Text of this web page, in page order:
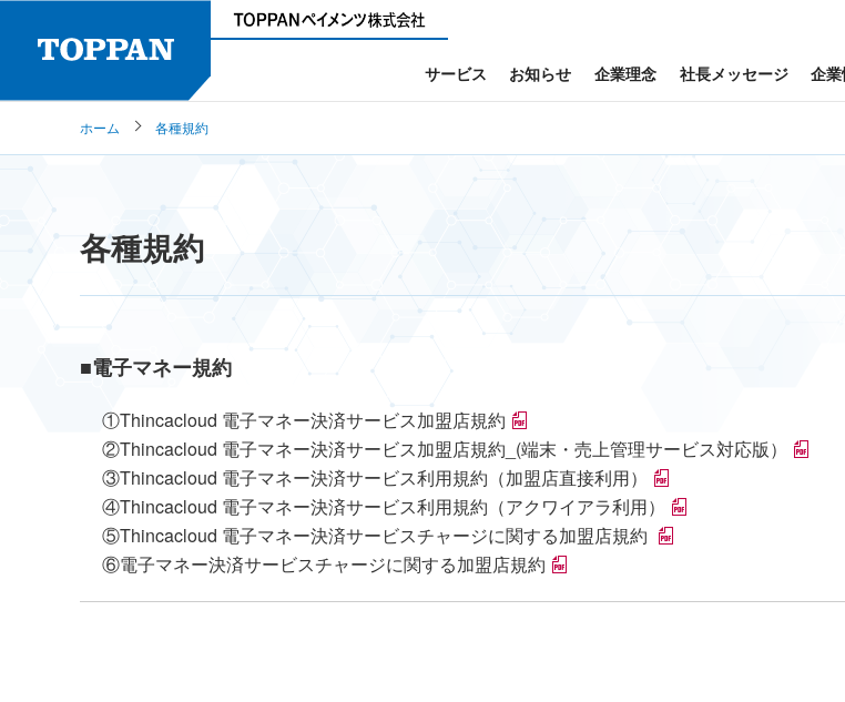
サービス お知らせ 企業理念 社長メッセージ 企
ホーム 各種規約
各種規約
■電子マネー規約
①Thincacloud 電子マネー決済サービス加盟店規約
②Thincacloud 電子マネー決済サービス加盟店規約_(端末・売上管理サービス対応版）
③Thincacloud 電子マネー決済サービス利用規約（加盟店直接利用）
④Thincacloud 電子マネー決済サービス利用規約（アクワイアラ利用）
⑤Thincacloud 電子マネー決済サービスチャージに関する加盟店規約
⑥電子マネー決済サービスチャージに関する加盟店規約